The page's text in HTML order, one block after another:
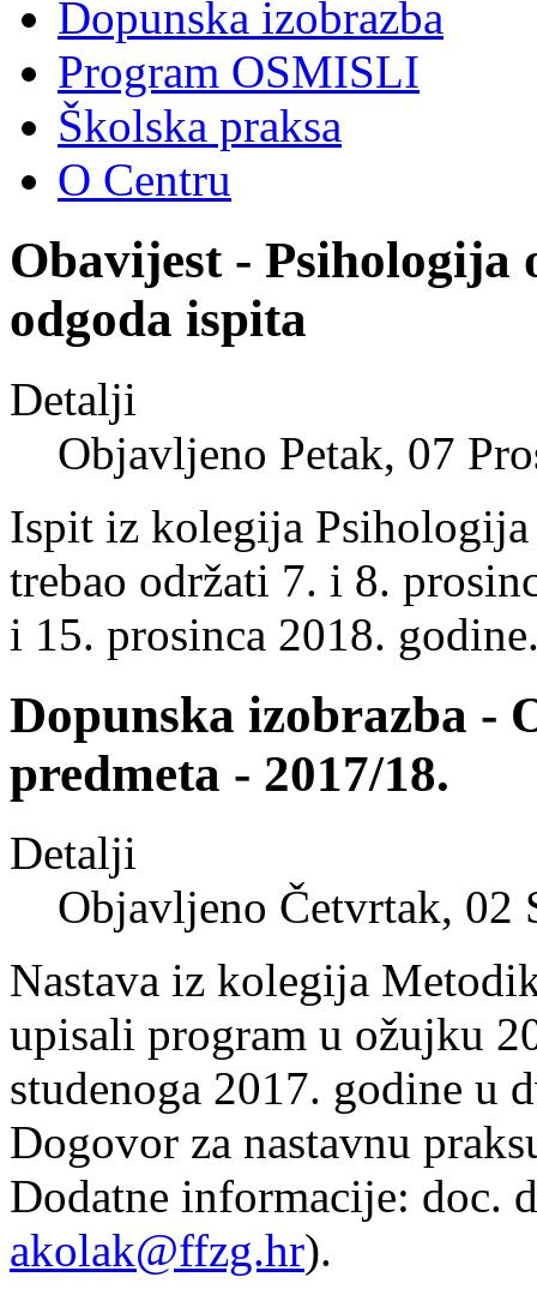
Dopunska izobrazba
Program OSMISLI
Školska praksa
O Centru
Obavijest - Psihologija
odgoda ispita
Detalji
Objavljeno Petak, 07
Ispit iz kolegija
trebao održati 7. i 8.
i 15. prosinca 2018.
Dopunska izobrazba -
predmeta - 2017/18.
Detalji
Objavljeno Četvrtak, 02
Nastava iz kolegija
upisali program u ožujku
studenoga 2017. godine u
Dogovor za nastavnu
Dodatne informacije: doc.
akolak@ffzg.hr).